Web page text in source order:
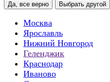
Да, все верно Выбрать другой
Москва
Ярославль
Нижний Новгород
Геленджик
Краснодар
Иваново